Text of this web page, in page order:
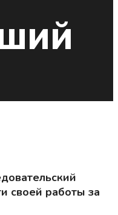
своей работы за